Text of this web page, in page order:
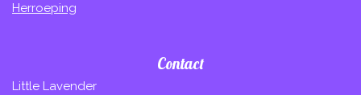
Herroeping
Contact
Little Lavender